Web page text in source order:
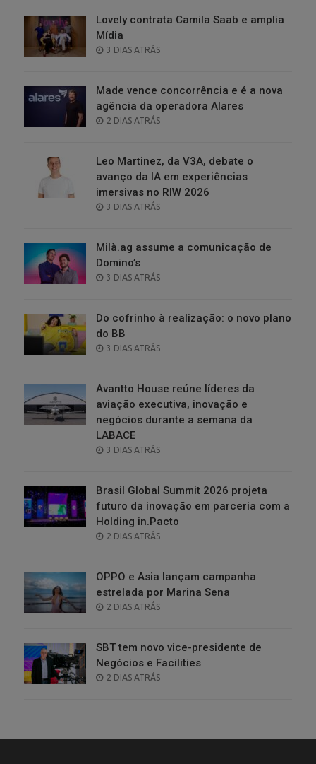
Lovely contrata Camila Saab e amplia
Mídia
POSTED
3 DIAS ATRÁS
Made vence concorrência e é a nova
agência da operadora Alares
POSTED
2 DIAS ATRÁS
Leo Martinez, da V3A, debate o
avanço da IA em experiências
imersivas no RIW 2026
POSTED
3 DIAS ATRÁS
Milà.ag assume a comunicação de
Domino’s
POSTED
3 DIAS ATRÁS
Do cofrinho à realização: o novo plano
do BB
POSTED
3 DIAS ATRÁS
Avantto House reúne líderes da
aviação executiva, inovação e
negócios durante a semana da
LABACE
POSTED
3 DIAS ATRÁS
Brasil Global Summit 2026 projeta
futuro da inovação em parceria com a
Holding in.Pacto
POSTED
2 DIAS ATRÁS
OPPO e Asia lançam campanha
estrelada por Marina Sena
POSTED
2 DIAS ATRÁS
SBT tem novo vice-presidente de
Negócios e Facilities
POSTED
2 DIAS ATRÁS